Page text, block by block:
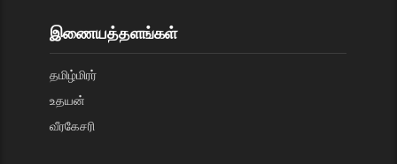
இணையத்தளங்கள்
தமிழ்மிரர்
உதயன்
வீரகேசரி